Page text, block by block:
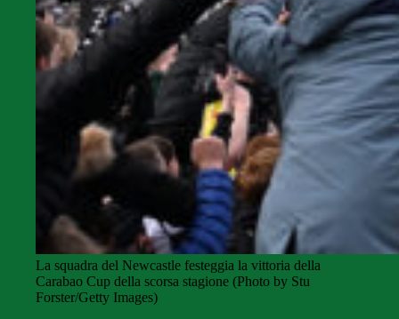
La squadra del Newcastle festeggia la vittoria della
Carabao Cup della scorsa stagione (Photo by Stu
Forster/Getty Images)